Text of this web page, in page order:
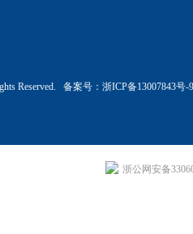
Reserved. 备案号： 浙ICP备13007843号-9
浙公网安备